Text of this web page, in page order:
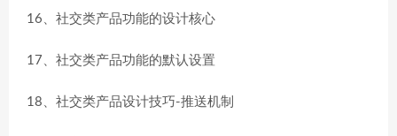
16、社交类产品功能的设计核心
17、社交类产品功能的默认设置
18、社交类产品设计技巧-推送机制